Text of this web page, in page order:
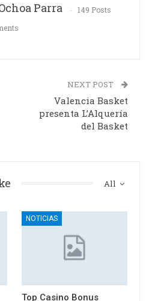
Parra
149 Posts
NEXT POST
Valencia Basket
presenta L’Alquería
del Basket
All
NOTICIAS
Top Casino Bonus